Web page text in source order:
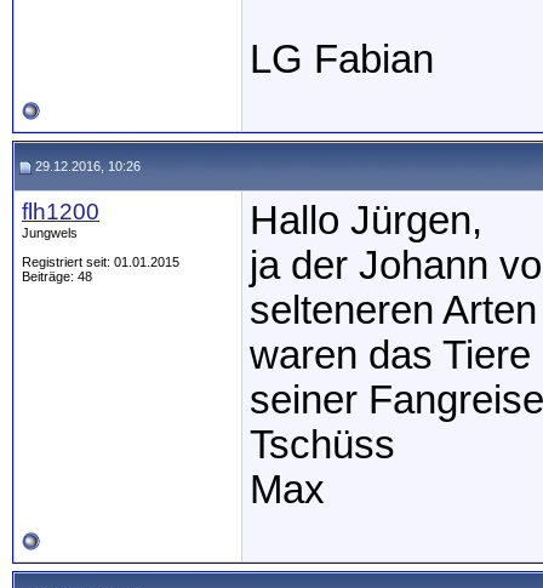
LG Fabian
29.12.2016, 10:26
flh1200
Jungwels
Registriert seit: 01.01.2015
Beiträge: 48
Hallo Jürgen,
ja der Johann
selteneren
waren das
seiner
Tschüss
Max